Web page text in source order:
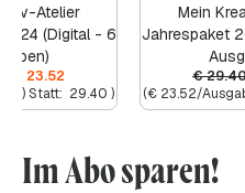
Atelier
(Digital - 6
23.52
Statt: 29.40 )
Mein
Jahrespaket
€
(€ 23.52/
Im Abo sparen!